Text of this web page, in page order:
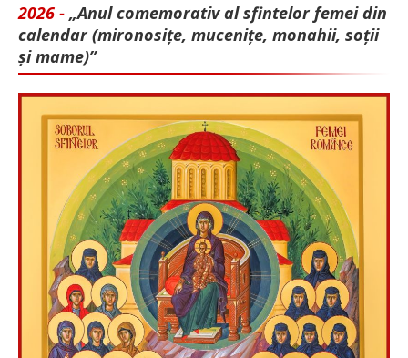
2026 - „Anul comemorativ al sfintelor femei din
calendar (mironosițe, mu­cenițe, monahii, soții
și mame)”